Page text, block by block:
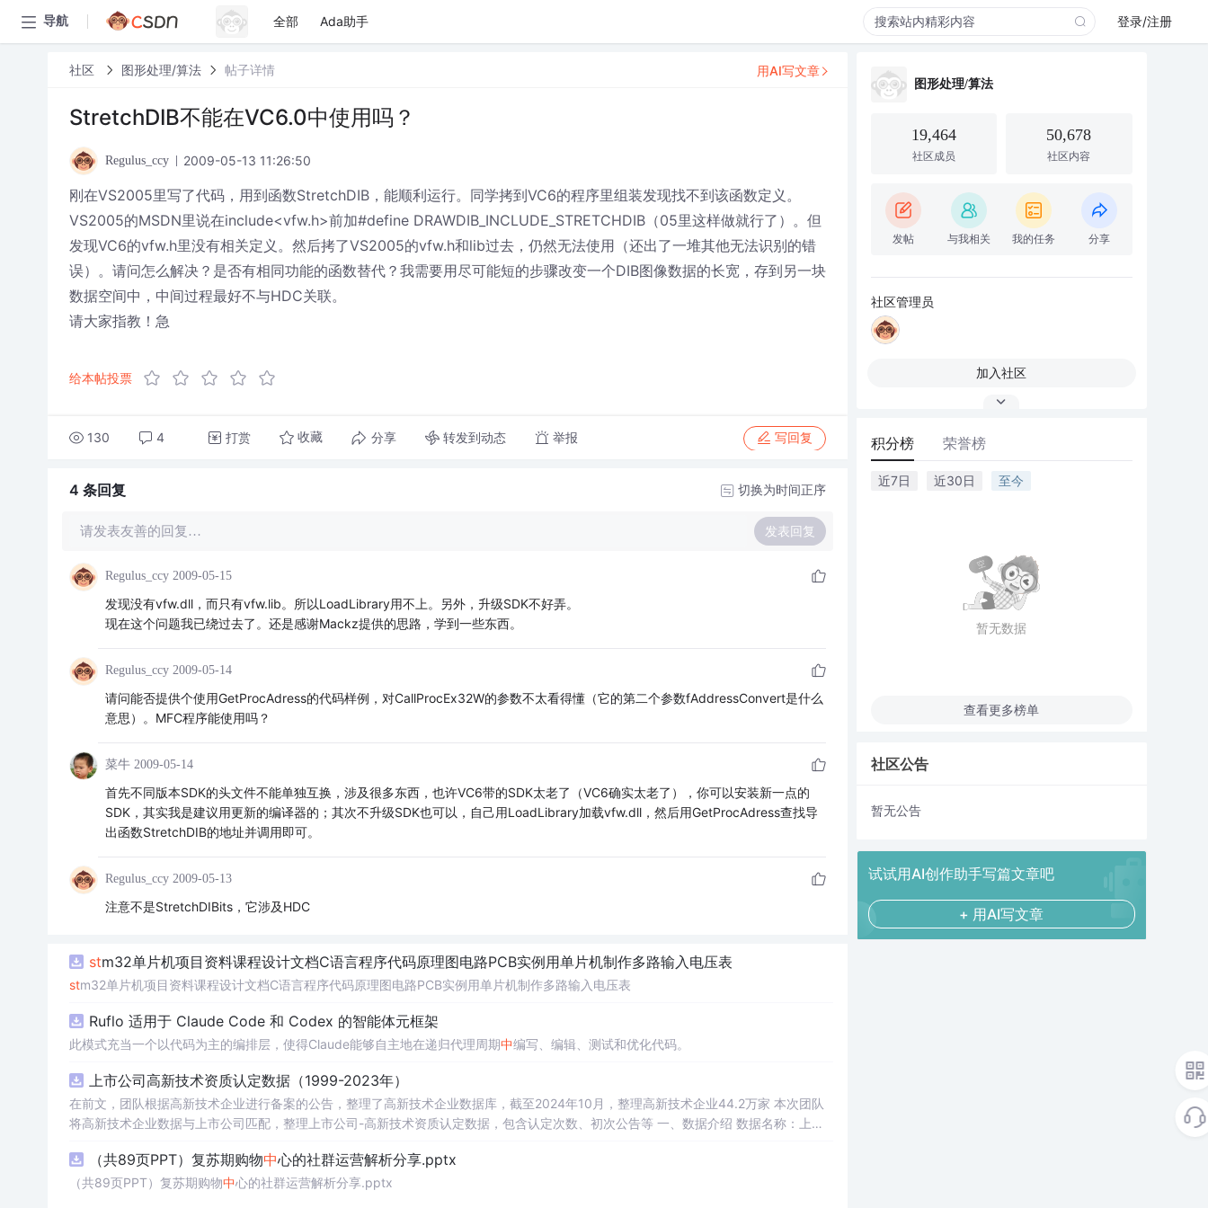
导航 全部 Ada助手 登录/注册
社区 图形处理/算法 帖子详情
StretchDIB不能在VC6.0中使用吗？
Regulus_ccy 2009-05-13 11:26:50
刚在VS2005里写了代码，用到函数StretchDIB，能顺利运行。同学拷到VC6的程序里组装发现找不到该函数定义。
VS2005的MSDN里说在include<vfw.h>前加#define DRAWDIB_INCLUDE_STRETCHDIB（05里这样做就行了）。但
发现VC6的vfw.h里没有相关定义。然后拷了VS2005的vfw.h和lib过去，仍然无法使用（还出了一堆其他无法识别的错
误）。请问怎么解决？是否有相同功能的函数替代？我需要用尽可能短的步骤改变一个DIB图像数据的长宽，存到另一块
数据空间中，中间过程最好不与HDC关联。
请大家指教！急
给本帖投票
130 4 打赏 收藏 分享 转发到动态 举报 写回复
用AI写文章
4 条回复 切换为时间正序
请发表友善的回复… 发表回复
Regulus_ccy 2009-05-15
发现没有vfw.dll，而只有vfw.lib。所以LoadLibrary用不上。另外，升级SDK不好弄。
现在这个问题我已绕过去了。还是感谢Mackz提供的思路，学到一些东西。
Regulus_ccy 2009-05-14
请问能否提供个使用GetProcAdress的代码样例，对CallProcEx32W的参数不太看得懂（它的第二个参数fAddressConvert是什么
意思）。MFC程序能使用吗？
菜牛 2009-05-14
首先不同版本SDK的头文件不能单独互换，涉及很多东西，也许VC6带的SDK太老了（VC6确实太老了），你可以安装新一点的
SDK，其实我是建议用更新的编译器的；其次不升级SDK也可以，自己用LoadLibrary加载vfw.dll，然后用GetProcAdress查找导
出函数StretchDIB的地址并调用即可。
Regulus_ccy 2009-05-13
注意不是StretchDIBits，它涉及HDC
stm32单片机项目资料课程设计文档C语言程序代码原理图电路PCB实例用单片机制作多路输入电压表
stm32单片机项目资料课程设计文档C语言程序代码原理图电路PCB实例用单片机制作多路输入电压表
Ruflo 适用于 Claude Code 和 Codex 的智能体元框架
此模式充当一个以代码为主的编排层，使得Claude能够自主地在递归代理周期中编写、编辑、测试和优化代码。
上市公司高新技术资质认定数据（1999-2023年）
在前文，团队根据高新技术企业进行备案的公告，整理了高新技术企业数据库，截至2024年10月，整理高新技术企业44.2万家 本次团队
将高新技术企业数据与上市公司匹配，整理上市公司-高新技术资质认定数据，包含认定次数、初次公告等 一、数据介绍 数据名称：上市
码 省份 城市 区县 省份代码 城市代码 区县代码 首次上市年份 上市状态 有过高新技术企业认定 认定次数 初次认定年份 初次公告年份
（共89页PPT）复苏期购物中心的社群运营解析分享.pptx
（共89页PPT）复苏期购物中心的社群运营解析分享.pptx
图形处理/算法
19,464
社区成员
50,678
社区内容
发帖 与我相关 我的任务 分享
社区管理员
加入社区
积分榜 荣誉榜
近7日 近30日 至今
暂无数据
查看更多榜单
社区公告
暂无公告
试试用AI创作助手写篇文章吧
+ 用AI写文章